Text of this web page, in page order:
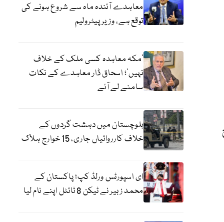
معاہدے آئندہ ماہ سے شروع ہونے کی
توقع ہے، وزیر پیٹرولیم
‘مکہ معاہدہ کسی ملک کے خلاف
نہیں’؛ اسحاق ڈار معاہدے کے نکات
سامنے لے آئے
بلوچستان میں دہشت گردوں کے
خلاف کارروائیاں جاری، 15 خوارج ہلاک
ای اسپورٹس ورلڈ کپ؛ پاکستان کے
محمد زبیر نے ٹیکن 8 ٹائٹل اپنے نام لیا